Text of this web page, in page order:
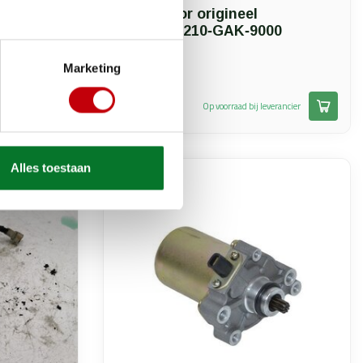
Marketing
Alles toestaan
Startmotor origineel
Kymco 31210‑GAK‑9000
Op voorraad bij leverancier